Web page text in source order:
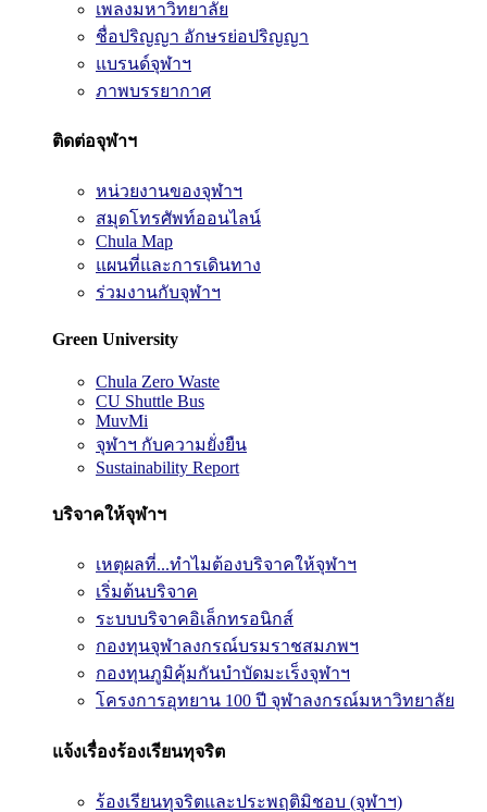
เพลงมหาวิทยาลัย
ชื่อปริญญา อักษรย่อปริญญา
แบรนด์จุฬาฯ
ภาพบรรยากาศ
ติดต่อจุฬาฯ
หน่วยงานของจุฬาฯ
สมุดโทรศัพท์ออนไลน์
Chula Map
แผนที่และการเดินทาง
ร่วมงานกับจุฬาฯ
Green University
Chula Zero Waste
CU Shuttle Bus
MuvMi
จุฬาฯ กับความยั่งยืน
Sustainability Report
บริจาคให้จุฬาฯ
เหตุผลที่...ทำไมต้องบริจาคให้จุฬาฯ
เริ่มต้นบริจาค
ระบบบริจาคอิเล็กทรอนิกส์
กองทุนจุฬาลงกรณ์บรมราชสมภพฯ
กองทุนภูมิคุ้มกันบำบัดมะเร็งจุฬาฯ
โครงการอุทยาน 100 ปี จุฬาลงกรณ์มหาวิทยาลัย
แจ้งเรื่องร้องเรียนทุจริต
ร้องเรียนทุจริตและประพฤติมิชอบ (จุฬาฯ)